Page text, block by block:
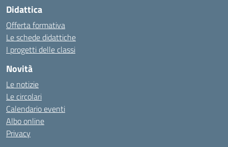
Didattica
Offerta formativa
Le schede didattiche
I progetti delle classi
Novità
Le notizie
Le circolari
Calendario eventi
Albo online
Privacy